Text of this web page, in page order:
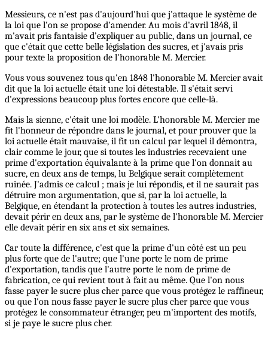
Messieurs, ce n'est pas d'aujourd'hui que j'attaque le système de
la loi que l'on se propose d'amender. Au mois d'avril 1848, il
m'avait pris fantaisie d’expliquer au public, dans un journal, ce
que c'était que cette belle législation des sucres, et j'avais pris
pour texte la proposition de l'honorable M. Mercier.
Vous vous souvenez tous qu'en 1848 l'honorable M. Mercier avait
dit que la loi actuelle était une loi détestable. Il s'était servi
d'expressions beaucoup plus fortes encore que celle-là.
Mais la sienne, c'était une loi modèle. L'honorable M. Mercier me
fit l'honneur de répondre dans le journal, et pour prouver que la
loi actuelle était mauvaise, il fit un calcul par lequel il démontra,
clair comme le jour, que si toutes les industries recevaient une
prime d'exportation équivalante à la prime que l'on donnait au
sucre, en deux ans de temps, lu Belgique serait complètement
ruinée. J'admis ce calcul ; mais je lui répondis, et il ne saurait pas
détruire mon argumentation, que si, par la loi actuelle, la
Belgique, en étendant la protection à toutes les autres industries,
devait périr en deux ans, par le système de l'honorable M. Mercier
elle devait périr en six ans et six semaines.
Car toute la différence, c'est que la prime d'un côté est un peu
plus forte que de l'autre; que l'une porte le nom de prime
d'exportation, tandis que l'autre porte le nom de prime de
fabrication, ce qui revient tout à fait au même. Que l'on nous
fasse payer le sucre plus cher parce que vous protégez le raffineur,
ou que l'on nous fasse payer le sucre plus cher parce que vous
protégez le consommateur étranger, peu m'importent des motifs,
si je paye le sucre plus cher.